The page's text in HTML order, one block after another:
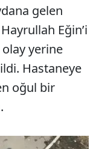
gelen
Eğin’i
olay yerine
Hastaneye
oğul bir